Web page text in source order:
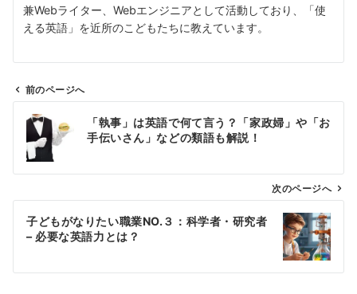
兼Webライター、Webエンジニアとして活動しており、「使
える英語」を近所のこどもたちに教えています。
ン
前のページへ
「執事」は英語で何て言う？「家政婦」や「お
手伝いさん」などの類語も解説！
次のページへ
子どもがなりたい職業NO.３：科学者・研究者
– 必要な英語力とは？